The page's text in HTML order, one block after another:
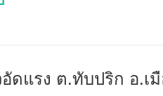
อัดแรง ต.ทับปริก อ.เ